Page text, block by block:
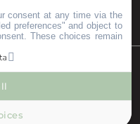
--°
légalesPartenaires
consent at any time via the
preferences" and object to
These choices remain